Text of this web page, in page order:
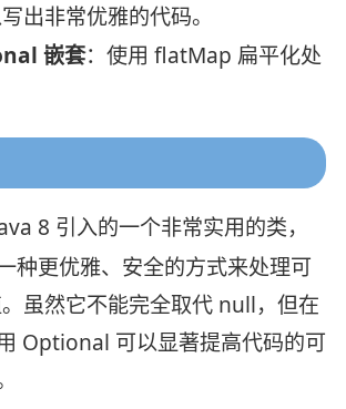
出非常优雅的代码。
嵌套：使用 flatMap 扁平化处
8 引入的一个非常实用的类，
种更优雅、安全的方式来处理可
虽然它不能完全取代 null，但在
Optional 可以显著提高代码的可